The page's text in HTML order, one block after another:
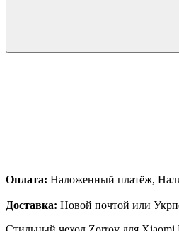
Оплата: Наложенный платёж,
Доставка: Новой почтой или